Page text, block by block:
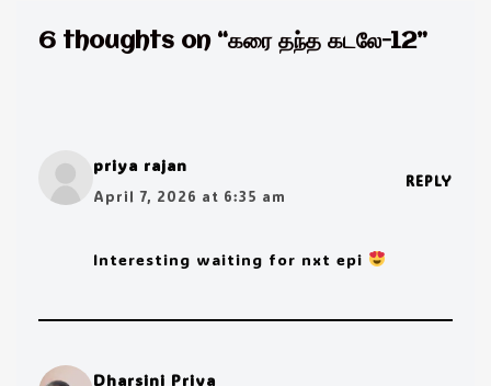
6 thoughts on “கரை தந்த கடலே-12”
priya rajan
April 7, 2026 at 6:35 am
REPLY
Interesting waiting for nxt epi
Dharsini Priya